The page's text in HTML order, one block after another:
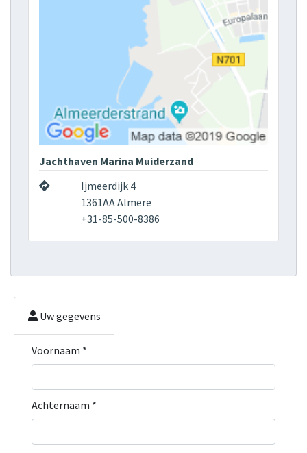
Jachthaven Marina Muiderzand
Ijmeerdijk 4
1361AA Almere
+31-85-500-8386
Uw gegevens
Voornaam *
Achternaam *